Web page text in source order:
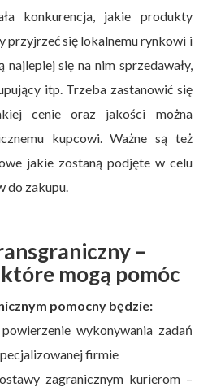
konkurencja, jakie produkty
przyjrzeć się lokalnemu rynkowi i
się na nim sprzedawały,
itp. Trzeba zastanowić się
cenie oraz jakości można
kupcowi. Ważne są też
jakie zostaną podjęte w celu
do zakupu.
–
mogą pomóc
pomocny będzie:
wykonywania zadań
firmie
zagranicznym kurierom –